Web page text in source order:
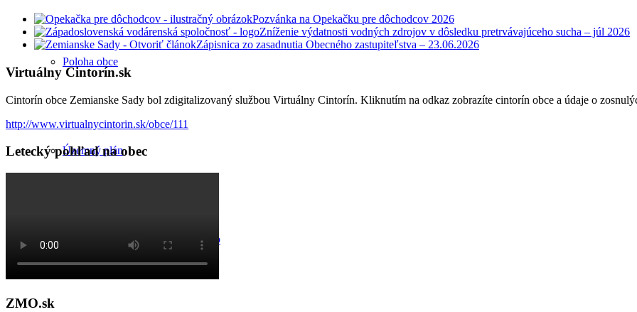
Poloha obce
Územný plán
Komunitný plán sociálnych služieb
Pozvánka na Opekačku pre dôchodcov 2026
Zníženie výdatnosti vodných zdrojov v dôsledku pretrvávajúceho sucha – júl 2026
Zápisnica zo zasadnutia Obecného zastupiteľstva – 23.06.2026
Virtuálny Cintorín.sk
Cintorín obce Zemianske Sady bol zdigitalizovaný službou Virtuálny Cintorín. Kliknutím na odkaz zobrazíte cintorín obce a údaje o
http://www.virtualnycintorin.sk/obce/111
Letecký pohľad na obec
ZMO.sk